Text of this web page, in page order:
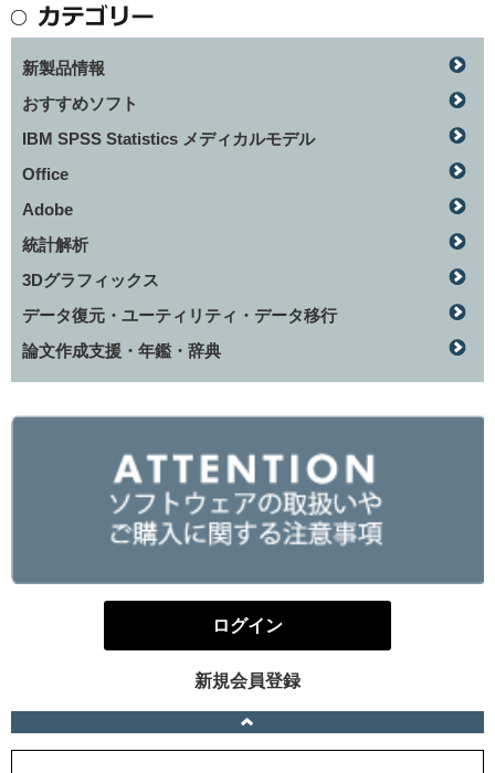
新製品情報
おすすめソフト
IBM SPSS Statistics メディカルモデル
Office
Adobe
統計解析
3Dグラフィックス
データ復元・ユーティリティ・データ移行
論文作成支援・年鑑・辞典
ログイン
新規会員登録